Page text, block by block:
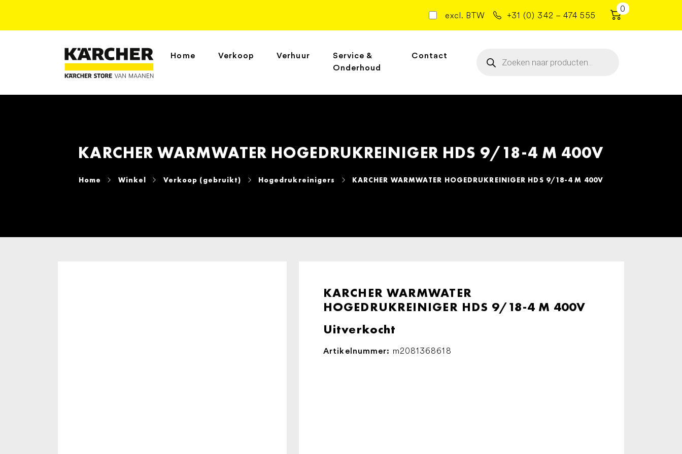
excl. BTW +31 (0) 342 – 474 555
0
Home Verkoop Verhuur
Service &
Onderhoud
Contact
zoeken
KARCHER WARMWATER HOGEDRUKREINIGER HDS 9/18-4 M 400V
Home Winkel Verkoop (gebruikt) Hogedrukreinigers KARCHER WARMWATER HOGEDRUKREINIGER HDS 9/18-4 M 400V
KARCHER WARMWATER
HOGEDRUKREINIGER HDS 9/18-4 M 400V
Uitverkocht
Artikelnummer: m2081368618